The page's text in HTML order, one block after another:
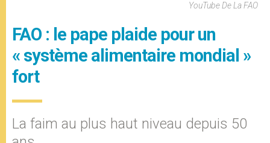
YouTube De La FAO
FAO : le pape plaide pour un
« système alimentaire mondial »
fort
La faim au plus haut niveau depuis 50